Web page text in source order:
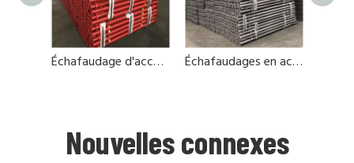
Échafaudage d'accessoires en acier pour le support Échafaudages en acier pour construction en béton
Nouvelles connexes